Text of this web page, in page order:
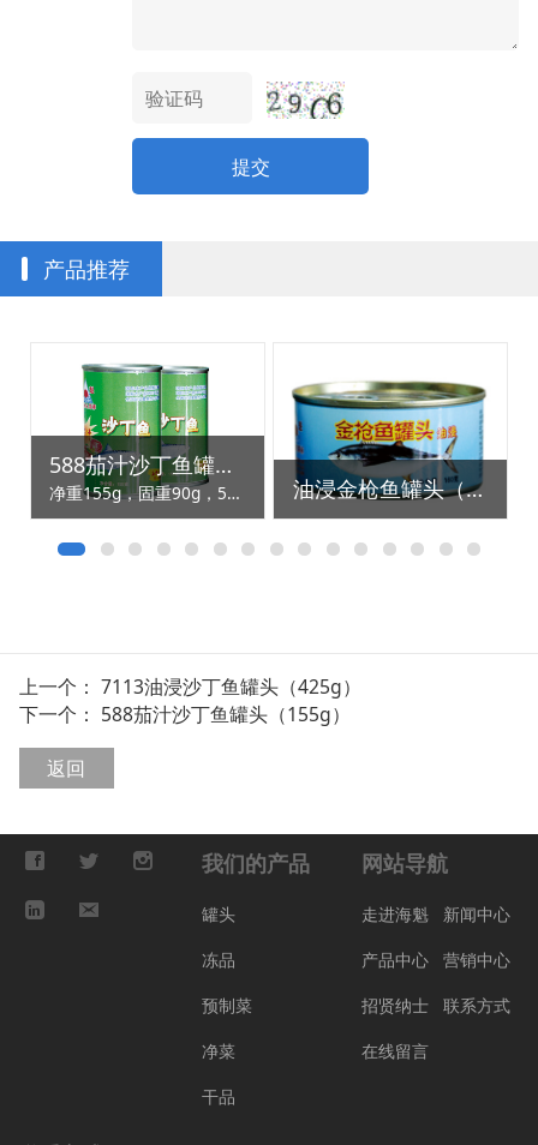
提交
产品推荐
588茄汁沙丁鱼罐头（155g）
净重155g，固重90g，50罐/箱 油浸金枪鱼罐头（160g）
上一个： 7113油浸沙丁鱼罐头（425g）
下一个： 588茄汁沙丁鱼罐头（155g）
返回
我们的产品
罐头
冻品
预制菜
净菜
干品
网站导航
走进海魁
新闻中心
产品中心
营销中心
招贤纳士
联系方式
在线留言